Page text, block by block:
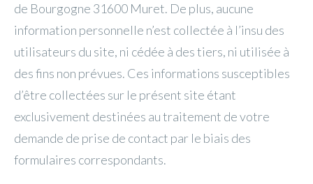
de Bourgogne 31600 Muret. De plus, aucune
information personnelle n’est collectée à l’insu des
utilisateurs du site, ni cédée à des tiers, ni utilisée à
des fins non prévues. Ces informations susceptibles
d’être collectées sur le présent site étant
exclusivement destinées au traitement de votre
demande de prise de contact par le biais des
formulaires correspondants.